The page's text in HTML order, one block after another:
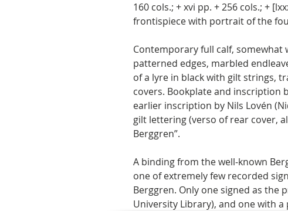
160 cols.; + xvi pp. + 256 cols.; +
frontispiece with portrait of the
Contemporary full calf, somewhat
patterned edges, marbled
of a lyre in black with gilt strings,
covers. Bookplate and inscription
earlier inscription by Nils Lovén
gilt lettering (verso of rear cover,
Berggren”.
A binding from the well-known
one of extremely few recorded
Berggren. Only one signed as the
University Library), and one with a